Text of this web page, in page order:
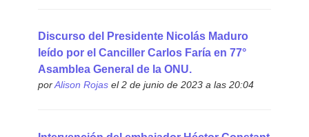
Discurso del Presidente Nicolás Maduro
leído por el Canciller Carlos Faría en 77°
Asamblea General de la ONU.
porAlison Rojasel 2 de junio de 2023 a las 20:04